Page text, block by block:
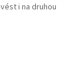
i na druhou